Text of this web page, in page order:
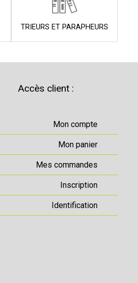
TRIEURS ET PARAPHEURS
Accès client :
Mon compte
Mon panier
Mes commandes
Inscription
Identification